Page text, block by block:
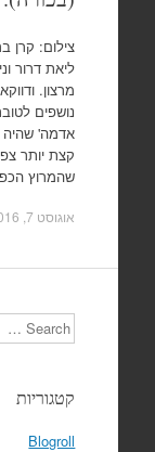
צילום: קרן
ליאת דרור
מרצון.
נושפים
אדמה' שהיה
קצת יותר
שהמרוץ
אוגוסט 7, 2016
Search
קטגוריות
Blogroll